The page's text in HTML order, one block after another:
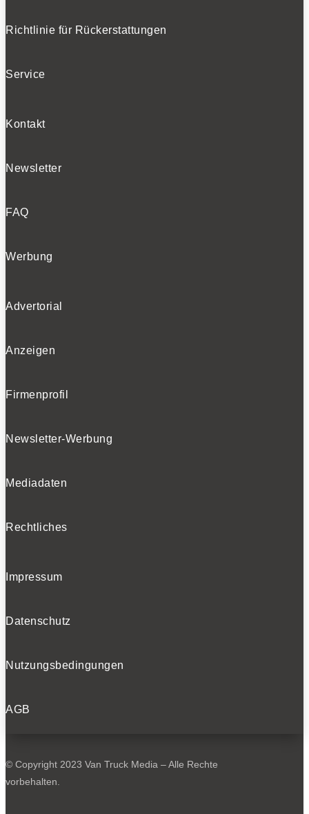
Richtlinie für Rückerstattungen
Service
Kontakt
Newsletter
FAQ
Werbung
Advertorial
Anzeigen
Firmenprofil
Newsletter-Werbung
Mediadaten
Rechtliches
Impressum
Datenschutz
Nutzungsbedingungen
AGB
© Copyright 2023 Van Truck Media – Alle Rechte
vorbehalten.